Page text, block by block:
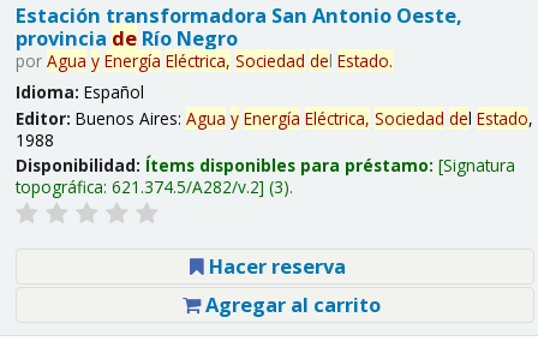
Estación transformadora San Antonio Oeste,
provincia deRío Negro
por Agua y Energía Eléctrica, Sociedad del Estado.
Idioma: Español
Editor: Buenos Aires: Agua y Energía Eléctrica, Sociedad del Estado,
1988
Disponibilidad: Ítems disponibles para préstamo: Signatura
topográfica: 621.374.5/A282/v.2 (3).
Hacer reserva
Agregar al carrito